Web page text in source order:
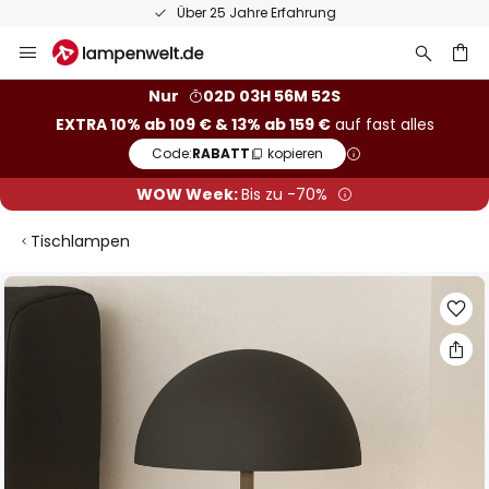
Über 25 Jahre Erfahrung
Inhalt
Nur
02D 03H 56M 52S
EXTRA 10% ab 109 € & 13% ab 159 €auf fast alles
Code:RABATT kopieren
WOW Week:Bis zu -70%
Tischlampen
Zum
Ende
der